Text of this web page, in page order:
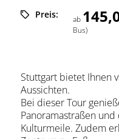
Preis: ab
Bus)
Stuttgart bietet Ihnen
Aussichten.
Bei dieser Tour
Panoramastraßen
Kulturmeile. Zudem